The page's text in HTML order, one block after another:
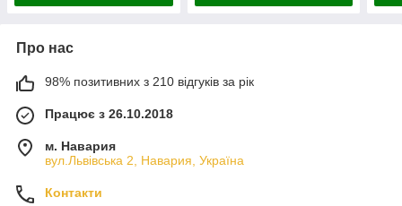
Про нас
98% позитивних з 210 відгуків за рік
Працює з 26.10.2018
м. Навария
вул.Львівська 2, Навария, Україна
Контакти